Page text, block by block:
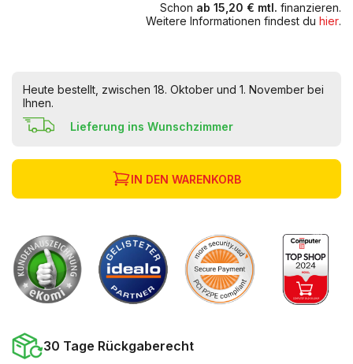
Schon ab 15,20 € mtl. finanzieren.
Weitere Informationen findest du hier.
Heute bestellt, zwischen 18. Oktober und 1. November bei
Ihnen.
Lieferung ins Wunschzimmer
IN DEN WARENKORB
30 Tage Rückgaberecht